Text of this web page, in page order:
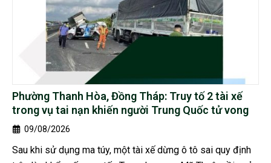
Phường Thanh Hòa, Đồng Tháp: Truy tố 2 tài xế
trong vụ tai nạn khiến người Trung Quốc tử vong
09/08/2026
Sau khi sử dụng ma túy, một tài xế dừng ô tô sai quy định